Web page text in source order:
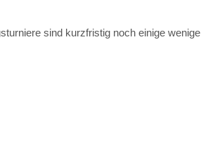
sind kurzfristig noch einige wenige